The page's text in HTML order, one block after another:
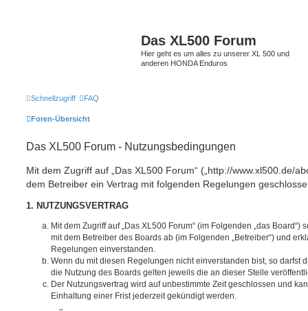
Das XL500 Forum
Hier geht es um alles zu unserer XL 500 und
anderen HONDA Enduros
Schnellzugriff FAQ
Foren-Übersicht
Das XL500 Forum - Nutzungsbedingungen
Mit dem Zugriff auf „Das XL500 Forum“ („http://www.xl500.de/
dem Betreiber ein Vertrag mit folgenden Regelungen
1. NUTZUNGSVERTRAG
Mit dem Zugriff auf „Das XL500 Forum“ (im Folgenden „das
mit dem Betreiber des Boards ab (im Folgenden „Betreiber“) und
Regelungen einverstanden.
Wenn du mit diesen Regelungen nicht einverstanden bist, so darfst
die Nutzung des Boards gelten jeweils die an dieser Stelle
Der Nutzungsvertrag wird auf unbestimmte Zeit geschlossen und
Einhaltung einer Frist jederzeit gekündigt werden.